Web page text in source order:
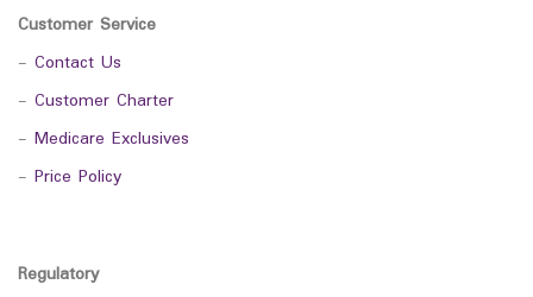
Customer Service
- Contact Us
- Customer Charter
- Medicare Exclusives
- Price Policy
Regulatory